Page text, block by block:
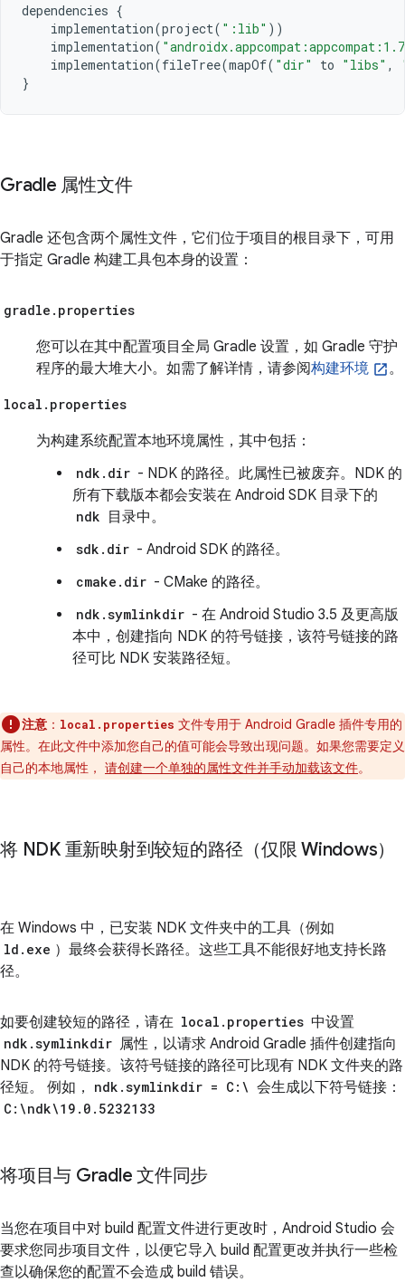
dependencies {
implementation(project( ":lib" ))
implementation(
implementation(fileTree(mapOf( "dir" to "libs" ,
}
Gradle 属性文件
Gradle 还包含两个属性文件，它们位于项目的根目录下，可用
于指定 Gradle 构建工具包本身的设置：
gradle.properties
您可以在其中配置项目全局 Gradle 设置，如 Gradle 守护
程序的最大堆大小。如需了解详情，请参阅构建环境 。
local.properties
为构建系统配置本地环境属性，其中包括：
ndk.dir - NDK 的路径。此属性已被废弃。NDK 的
所有下载版本都会安装在 Android SDK 目录下的
ndk 目录中。
sdk.dir - Android SDK 的路径。
cmake.dir - CMake 的路径。
ndk.symlinkdir - 在 Android Studio 3.5 及更高版
本中，创建指向 NDK 的符号链接，该符号链接的路
径可比 NDK 安装路径短。
注意 ： local.properties 文件专用于 Android Gradle 插件专用的
属性。在此文件中添加您自己的值可能会导致出现问题。如果您需要定义
自己的本地属性， 请创建一个单独的属性文件并手动加载该文件。
将 NDK 重新映射到较短的路径（仅限 Windows）
在 Windows 中，已安装 NDK 文件夹中的工具（例如
ld.exe ）最终会获得长路径。这些工具不能很好地支持长路
径。
如要创建较短的路径，请在 local.properties 中设置
ndk.symlinkdir 属性，以请求 Android Gradle 插件创建指向
NDK 的符号链接。该符号链接的路径可比现有 NDK 文件夹的路
径短。 例如，
ndk.symlinkdir = C:\ 会生成以下符号链接：
C:\ndk\19.0.5232133
将项目与 Gradle 文件同步
当您在项目中对 build 配置文件进行更改时，Android Studio 会
要求您同步项目文件，以便它导入 build 配置更改并执行一些检
查以确保您的配置不会造成 build 错误。